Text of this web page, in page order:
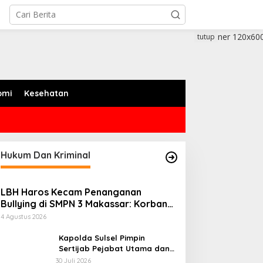
Kesehatan
tutup
Bhayangkara Jadi
Datangi Warga yang
LBH Haros Kecam
SMPN 3 Makassar: Korban
Hukum Dan Kriminal
LBH Haros Kecam Penanganan
Bullying di SMPN 3 Makassar: Korban
Justru Dipaksa Pindah
4 Agustus 2026
Kapolda Sulsel Pimpin
Sertijab Pejabat Utama dan
Kapolres Jajaran Serta
30 Juli 2026